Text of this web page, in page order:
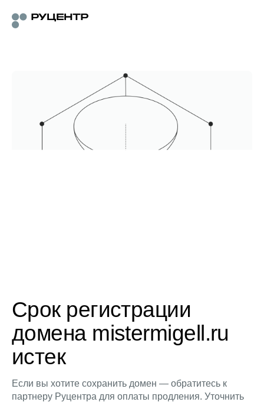
Срок регистрации
домена mistermigell.ru
истек
Если вы хотите сохранить домен — обратитесь к
партнеру Руцентра для оплаты продления. Уточнить